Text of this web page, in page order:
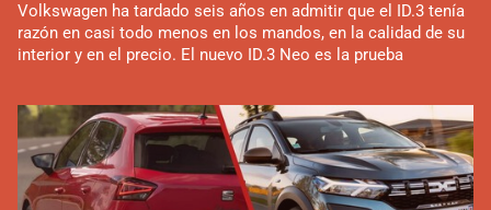
Volkswagen ha tardado seis años en admitir que el ID.3 tenía
razón en casi todo menos en los mandos, en la calidad de su
interior y en el precio. El nuevo ID.3 Neo es la prueba